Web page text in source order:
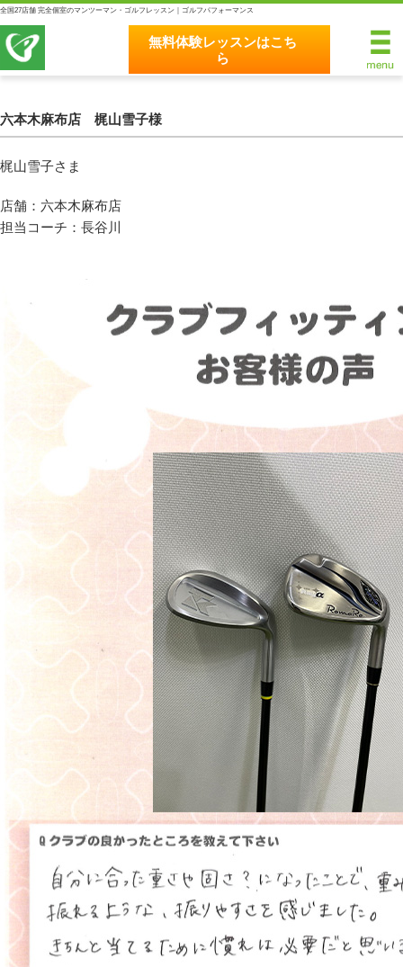
全国27店舗 完全個室のマンツーマン・ゴルフレッスン｜ゴルフパフォーマンス
無料体験レッスンはこち
ら
無料体験レッスンはこちら
完全個室マンツーマンレッスン
統一されたレッスン理論
最新のスイング解析システム
独自のコースティーチング
クラブフィッティングの５つのこだわり
全額返金保証
エゴスキューメソッド
ゴルフが楽しみたい（初心者）
短期間での上達（初心者）
シングルを目指したい（中・上級者）
飛距離アップしたい
自分に合うクラブが欲しい
法人向けプラン
プラン・料金
店舗一覧
東京
関東（神奈川・埼玉・千葉）
六本木麻布店 梶山雪子様
梶山雪子さま
店舗：六本木麻布店
担当コーチ：長谷川